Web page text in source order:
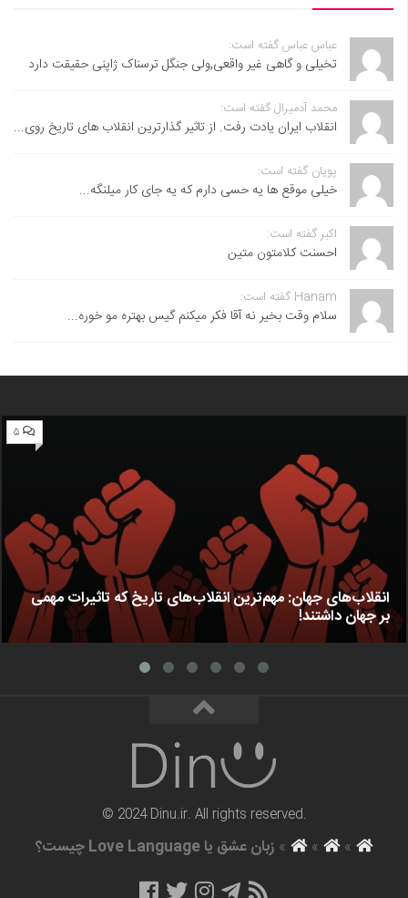
عباس عباس گفته است:
تخیلی و گاهی غیر واقعی,ولی جنگل ترسناک ژاپنی حقیقت دارد
محمد آدمیرال گفته است:
انقلاب ایران یادت رفت. از تاثیر گذارترین انقلاب های تاریخ روی...
پویان گفته است:
خیلی موقع ها یه حسی دارم که یه جای کار میلنگه...
اکبر گفته است:
احسنت ‌کلامتون متین
Hanam گفته است:
سلام وقت بخیر نه آقا فکر میکنم گیس بهتره مو خوره...
۵
انقلاب‌های جهان: مهم‌ترین انقلاب‌های تاریخ که تاثیرات مهمی
بر جهان داشتند!
© 2024 Dinu.ir. All rights reserved.
»
»
» زبان عشق یا Love Language چیست؟